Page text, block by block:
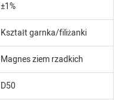
±1%
Kształt garnka/filiżanki
Magnes ziem rzadkich
D50